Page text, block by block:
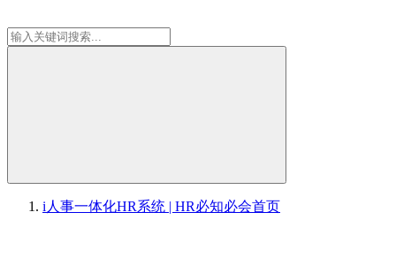
i人事一体化HR系统 | HR必知必会首页